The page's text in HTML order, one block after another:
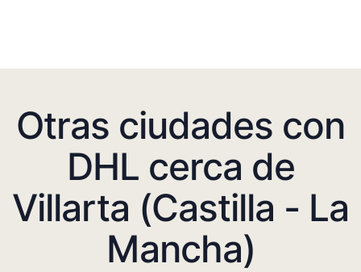
Otras ciudades con
DHL cerca de
Villarta (Castilla - La
Mancha)